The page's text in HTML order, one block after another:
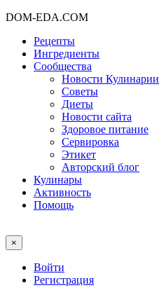
DOM-EDA.COM
Рецепты
Ингредиенты
Сообщества
Новости Кулинарии
Советы
Диеты
Новости сайта
Здоровое питание
Сервировка
Этикет
Авторский блог
Кулинары
Активность
Помощь
×
Войти
Регистрация